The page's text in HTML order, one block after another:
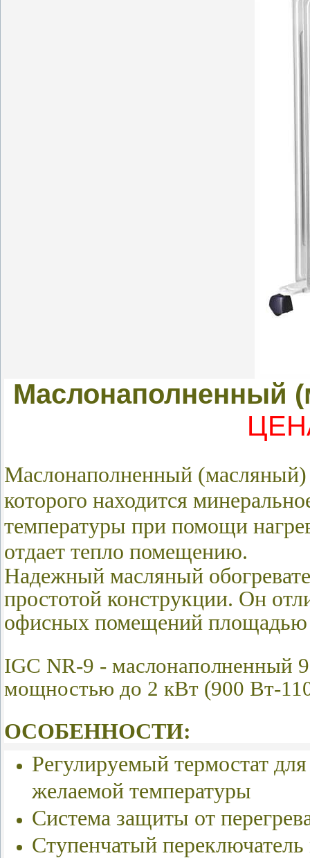
Маслонаполненный
Маслонаполненный (масляный)
которого находится
температуры при помощи
отдает тепло помещению.
Надежный масляный
простотой конструкции. Он
офисных помещений
IGC NR-9 - маслонаполненный
мощностью до 2 кВт (900 Вт-
ОСОБЕННОСТИ:
Регулируемый термостат
желаемой температуры
Система защиты от
Ступенчатый